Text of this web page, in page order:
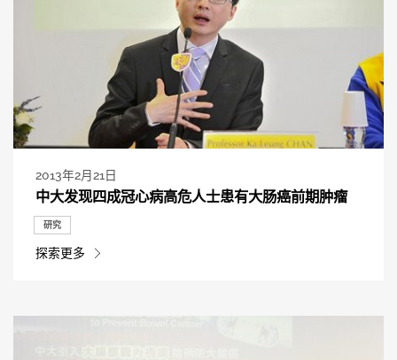
2013年2月21日
中大发现四成冠心病高危人士患有大肠癌前期肿瘤
研究
探索更多